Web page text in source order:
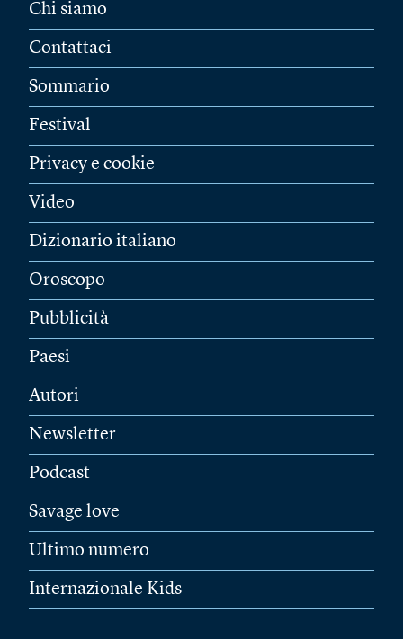
Chi siamo
Contattaci
Sommario
Festival
Privacy e cookie
Video
Dizionario italiano
Oroscopo
Pubblicità
Paesi
Autori
Newsletter
Podcast
Savage love
Ultimo numero
Internazionale Kids